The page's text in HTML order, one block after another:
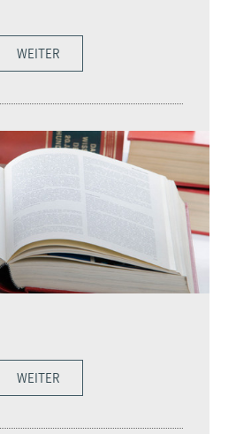
WEITER
WEITER